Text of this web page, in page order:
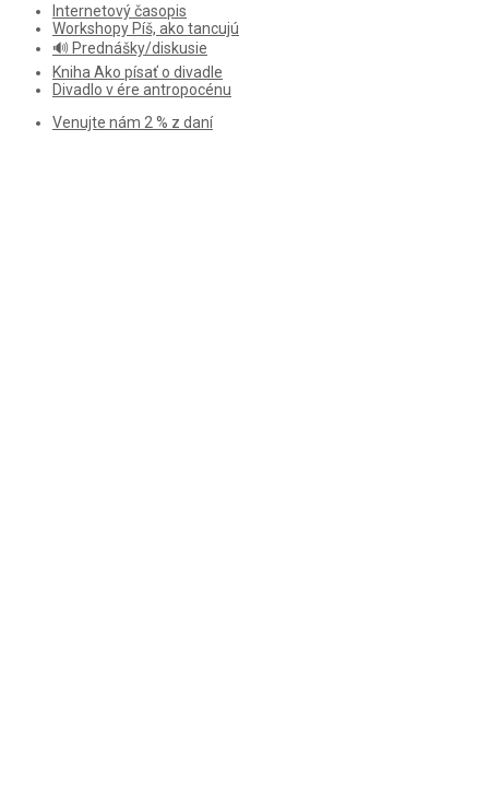
Internetový časopis
Workshopy Píš, ako tancujú
🔊 Prednášky/diskusie
Kniha Ako písať o divadle
Divadlo v ére antropocénu
Venujte nám 2 % z daní